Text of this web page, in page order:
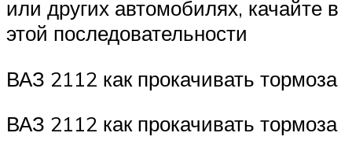
или других автомобилях, качайте в
этой последовательности
ВАЗ 2112 как прокачивать тормоза
ВАЗ 2112 как прокачивать тормоза